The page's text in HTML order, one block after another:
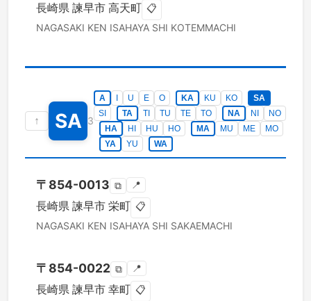
長崎県 諫早市 高天町 📋
NAGASAKI KEN ISAHAYA SHI KOTEMMACHI
↑ SA 3
A U E O KA KU KO
SA
SI
TA TI TU TE TO NA NI
NO
HA
HI HU HO MA MU ME
MO
YA
YU WA
〒 854-0013 ⧉ 📍
長崎県 諫早市 栄町 📋
NAGASAKI KEN ISAHAYA SHI SAKAEMACHI
〒 854-0022 ⧉ 📍
長崎県 諫早市 幸町 📋